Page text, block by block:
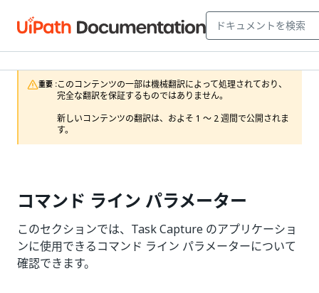
重要 :このコンテンツの一部は機械翻訳によって処理されており、
完全な翻訳を保証するものではありません。
新しいコンテンツの翻訳は、およそ 1 ～ 2 週間で公開されま
す。
コマンド ライン パラメーター
このセクションでは、Task Capture のアプリケーショ
ンに使用できるコマンド ライン パラメーターについて
確認できます。